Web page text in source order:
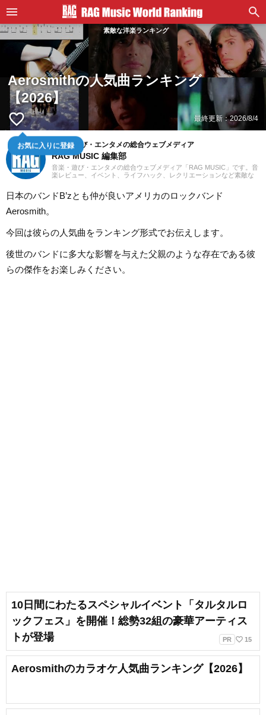
素敵な洋楽ランキング
Aerosmithの人気曲ランキング
【2026】
favorite_border
お気に入りに登録
最終更新：2026/8/4
音楽・遊び・エンタメの総合ウェブメディア
RAG MUSIC 編集部
音楽・遊び・エンタメの総合ウェブメディア「RAG MUSIC」です。音
楽レビュー、イベント、ライフハック、レクリエーションなど素敵な
日本のバンドB’zとも仲が良いアメリカのロックバンド
Aerosmith。
今回は彼らの人気曲をランキング形式でお伝えします。
後世のバンドに多大な影響を与えた父親のような存在である彼
らの傑作をお楽しみください。
10日間にわたるスペシャルイベント「タルタルロ
ックフェス」を開催！総勢32組の豪華アーティス
トが登場
PR favorite_border 15
Aerosmithのカラオケ人気曲ランキング【2026】